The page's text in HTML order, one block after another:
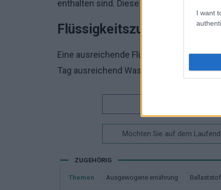
I want
enthalten sind. Diese Fette sind wichtig
Flüssigkeitszufuhr
Eine ausreichende Flüssigkeitszufuhr
Tag ausreichend Wasser zu trinken.
Möchten Sie auf dem
ZUGEHÖRIG
Themen Ausgewogene ernährung